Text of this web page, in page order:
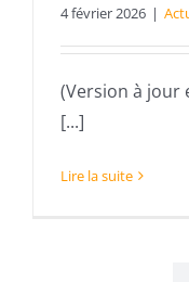
4 février 2026 |
(Version à jour
[...]
Lire la suite